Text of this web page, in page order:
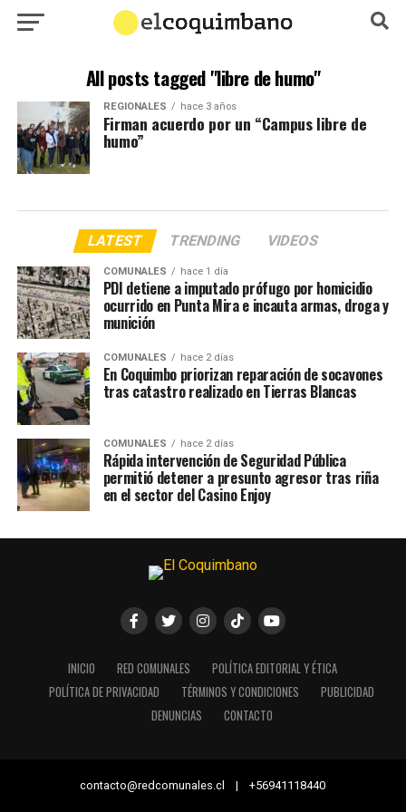
All posts tagged "libre de humo"
REGIONALES hace 3 años
Firman acuerdo por un “Campus libre de
humo”
LATEST TRENDING VIDEOS
COMUNALES hace 1 día
PDI detiene a imputado prófugo por homicidio
ocurrido en Punta Mira e incauta armas, droga y
munición
COMUNALES hace 2 días
En Coquimbo priorizan reparación de socavones
tras catastro realizado en Tierras Blancas
COMUNALES hace 2 días
Rápida intervención de Seguridad Pública
permitió detener a presunto agresor tras riña
en el sector del Casino Enjoy
INICIO RED COMUNALES
POLÍTICA EDITORIAL Y ÉTICA
POLÍTICA DE PRIVACIDAD
TÉRMINOS Y CONDICIONES
PUBLICIDAD
DENUNCIAS
CONTACTO
contacto@redcomunales.cl | +56941118440